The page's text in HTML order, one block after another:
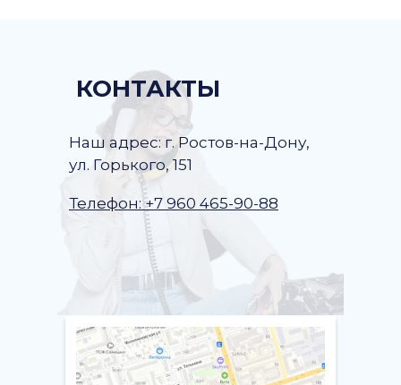
Наш адрес: г. Ростов-на-Дону,
ул. Горького, 151
Телефон: +7 960 465-90-88
КОНТАКТЫ